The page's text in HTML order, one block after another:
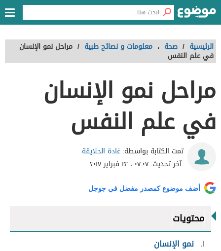
الرئيسية / صحة ، معلومات و نصائح طبية / مراحل نمو الإنسان
في علم النفس
مراحل نمو الإنسان
في علم النفس
تمت الكتابة بواسطة:غادة الحلايقة
آخر تحديث:٠٧:٠٧ ، ١٣ فبراير ٢٠١٧
أضف موضوع كمصدر مفضل في جوجل
محتويات
١ نمو الإنسان